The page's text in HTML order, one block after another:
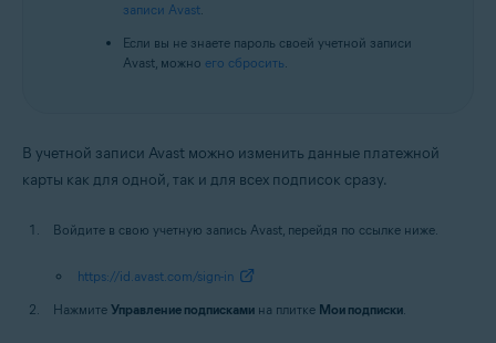
записи Avast.
Если вы не знаете пароль своей учетной записи
Avast, можно его сбросить.
В учетной записи Avast можно изменить данные платежной
карты как для одной, так и для всех подписок сразу.
Войдите в свою учетную запись Avast, перейдя по ссылке ниже.
https://id.avast.com/sign-in
Нажмите Управление подписками на плитке Мои подписки.